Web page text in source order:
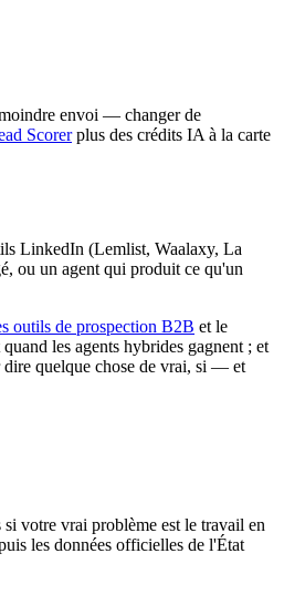
envoi — changer de
Scorerplus des crédits IA à la carte
LinkedIn (Lemlist, Waalaxy, La
ou un agent qui produit ce qu'un
outils de prospection B2B et le
les agents hybrides gagnent ; et
dire quelque chose de vrai, si — et
votre vrai problème est le travail en
les données officielles de l'État